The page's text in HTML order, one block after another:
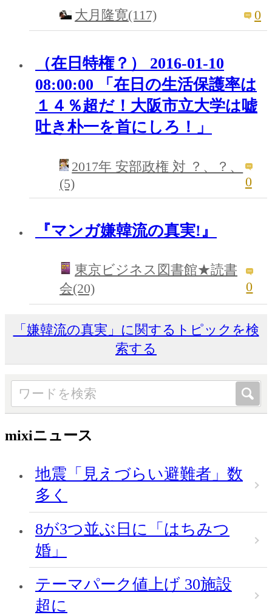
大月隆寛(117) 0
（在日特権？） 2016-01-10
08:00:00 「在日の生活保護率は
１４％超だ！大阪市立大学は嘘
吐き朴一を首にしろ！」
2017年 安部政権 対 ？、？、
(5)
0
『マンガ嫌韓流の真実!』
東京ビジネス図書館★読書
会(20)
0
「嫌韓流の真実」に関するトピックを検
索する
mixiニュース
地震「見えづらい避難者」数
多く
8が3つ並ぶ日に「はちみつ
婚」
テーマパーク値上げ 30施設
超に